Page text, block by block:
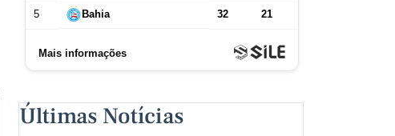
Últimas Notícias